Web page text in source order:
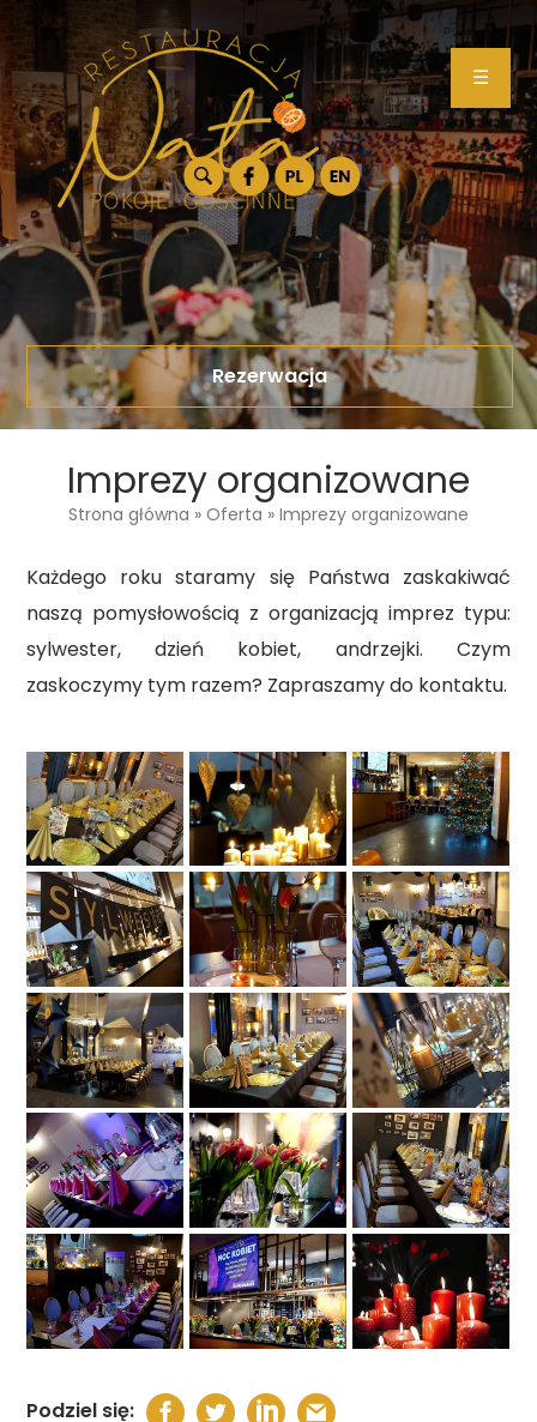
Rezerwacja
Imprezy organizowane
Strona główna » Oferta » Imprezy organizowane
Każdego roku staramy się Państwa zaskakiwać
naszą pomysłowością z organizacją imprez typu:
sylwester, dzień kobiet, andrzejki. Czym
zaskoczymy tym razem? Zapraszamy do kontaktu.
Podziel się:
☰